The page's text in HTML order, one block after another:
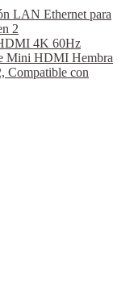
LAN Ethernet para
2
4K 60Hz
Mini HDMI Hembra
Compatible con